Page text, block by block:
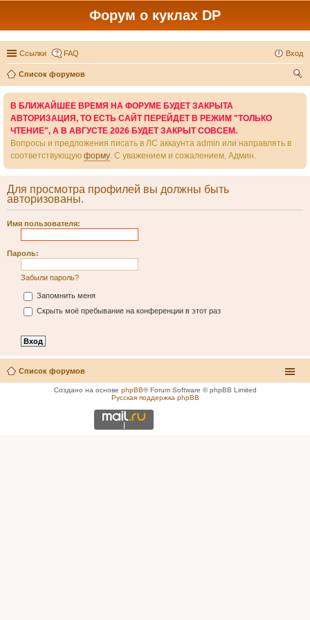
Форум о куклах DP
Ссылки FAQ Вход
Список форумов
В БЛИЖАЙШЕЕ ВРЕМЯ НА ФОРУМЕ БУДЕТ ЗАКРЫТА
АВТОРИЗАЦИЯ, ТО ЕСТЬ САЙТ ПЕРЕЙДЕТ В РЕЖИМ "ТОЛЬКО
ЧТЕНИЕ", А В АВГУСТЕ 2026 БУДЕТ ЗАКРЫТ СОВСЕМ.
Вопросы и предложения писать в ЛС аккаунта admin или направлять в
соответствующую форму. С уважением и сожалением, Админ.
Для просмотра профилей вы должны быть
авторизованы.
Имя пользователя:
Пароль:
Забыли пароль?
Запомнить меня
Скрыть моё пребывание на конференции в этот раз
Список форумов
Создано на основе phpBB® Forum Software © phpBB Limited
Русская поддержка phpBB